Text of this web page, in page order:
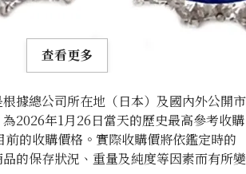
查看更多
據總公司所在地（日本）及國內外公開市
2026年1月26日當天的歷史最高參考收購
前的收購價格。實際收購價將依鑑定時的
的保存狀況、重量及純度等因素而有所變